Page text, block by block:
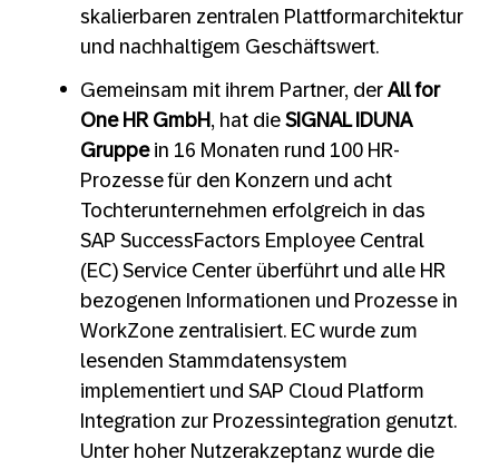
skalierbaren zentralen Plattformarchitektur
und nachhaltigem Geschäftswert.
Gemeinsam mit ihrem Partner, der All for
One HR GmbH , hat die SIGNAL IDUNA
Gruppein 16 Monaten rund 100 HR-
Prozesse für den Konzern und acht
Tochterunternehmen erfolgreich in das
SAP SuccessFactors Employee Central
(EC) Service Center überführt und alle HR
bezogenen Informationen und Prozesse in
WorkZone zentralisiert. EC wurde zum
lesenden Stammdatensystem
implementiert und SAP Cloud Platform
Integration zur Prozessintegration genutzt.
Unter hoher Nutzerakzeptanz wurde die